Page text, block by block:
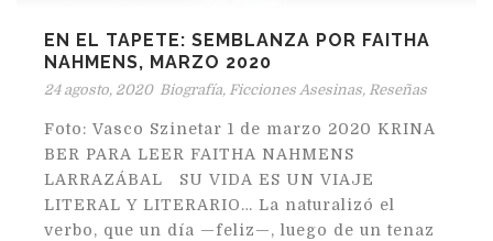
EN EL TAPETE: SEMBLANZA POR FAITHA
NAHMENS, MARZO 2020
24 agosto, 2020 Biografía, Ficciones Asesinas, Reseñas
Foto: Vasco Szinetar 1 de marzo 2020 KRINA
BER PARA LEER FAITHA NAHMENS
LARRAZÁBAL SU VIDA ES UN VIAJE
LITERAL Y LITERARIO… La naturalizó el
verbo, que un día —feliz—, luego de un tenaz